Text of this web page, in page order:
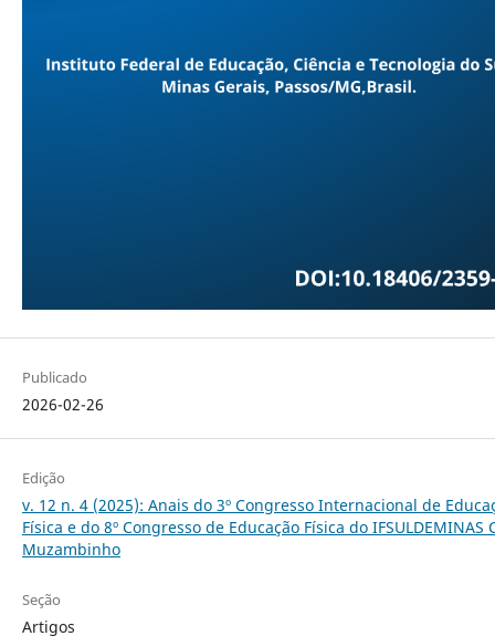
Publicado
2026-02-26
Edição
v. 12 n. 4 (2025): Anais do 3º Congresso Internacional de
Física e do 8º Congresso de Educação Física do IFSULDEMINAS
Muzambinho
Seção
Artigos